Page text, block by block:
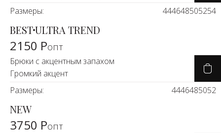
Размеры:
444648505254
BESTULTRA TREND
2150 Ропт
Брюки с акцентным запахом
Громкий акцент
Размеры:
4446485052
NEW
3750 Ропт